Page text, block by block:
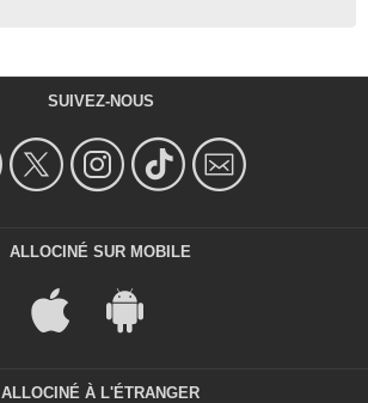
SUIVEZ-NOUS
ALLOCINÉ SUR MOBILE
ALLOCINÉ À L'ÉTRANGER